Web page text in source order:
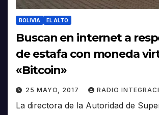
BOLIVIA EL ALTO
Buscan en internet a
de estafa con moneda
«Bitcoin»
25 MAYO, 2017 RADIO
La directora de la Autoridad de